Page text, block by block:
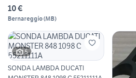
10 €
Bernareggio(MB)
5
SONDA LAMBDA DUCATI